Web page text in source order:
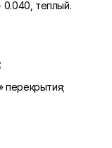
0.040, теплый.
перекрытия;